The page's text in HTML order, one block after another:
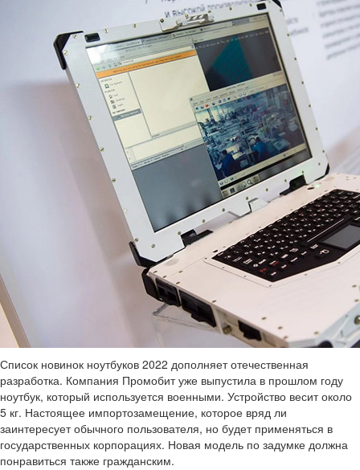
Список новинок ноутбуков 2022 дополняет отечественная
разработка. Компания Промобит уже выпустила в прошлом году
ноутбук, который используется военными. Устройство весит около
5 кг. Настоящее импортозамещение, которое вряд ли
заинтересует обычного пользователя, но будет применяться в
государственных корпорациях. Новая модель по задумке должна
понравиться также гражданским.